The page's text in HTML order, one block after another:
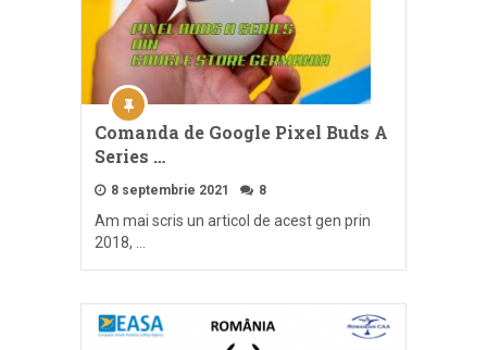
Comanda de Google Pixel Buds A
Series …
8 septembrie 2021 8
Am mai scris un articol de acest gen prin
2018, …